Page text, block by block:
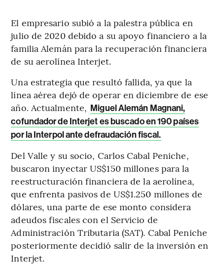
El empresario subió a la palestra pública en
julio de 2020 debido a su apoyo financiero a la
familia Alemán para la recuperación financiera
de su aerolínea Interjet.
Una estrategia que resultó fallida, ya que la
línea aérea dejó de operar en diciembre de ese
año. Actualmente, Miguel Alemán Magnani,
cofundador de Interjet es buscado en 190 países
por la Interpol ante defraudación fiscal.
Del Valle y su socio, Carlos Cabal Peniche,
buscaron inyectar US$150 millones para la
reestructuración financiera de la aerolínea,
que enfrenta pasivos de US$1.250 millones de
dólares, una parte de ese monto considera
adeudos fiscales con el Servicio de
Administración Tributaria (SAT). Cabal Peniche
posteriormente decidió salir de la inversión en
Interjet.